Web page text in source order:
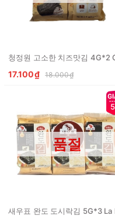
17.100₫ 18.000₫
품절